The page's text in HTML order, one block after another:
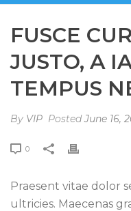
FUSCE
JUSTO, A
TEMPUS
By VIP PostedJune 16,
0
Praesent vitae dolor
ultricies. Maecenas